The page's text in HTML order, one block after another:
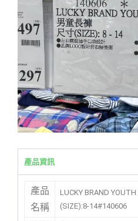
產品資訊
產品
名稱
LUCKY BRAND
(SIZE):8-14#140606